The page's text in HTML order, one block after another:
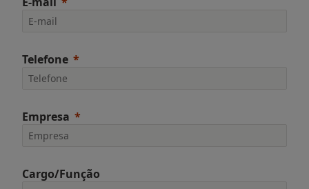
Telefone
Empresa
Cargo/Função